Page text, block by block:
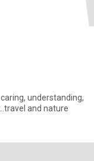
understanding,
and nature